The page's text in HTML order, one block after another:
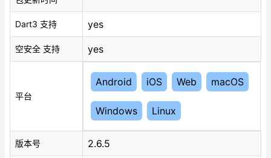
Dart3 支持 yes
空安全 支持 yes
平台
Android iOS Web macOS
Windows Linux
版本号 2.6.5